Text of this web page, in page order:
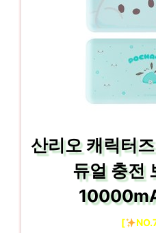
산리오 캐릭터
듀얼 충전
[